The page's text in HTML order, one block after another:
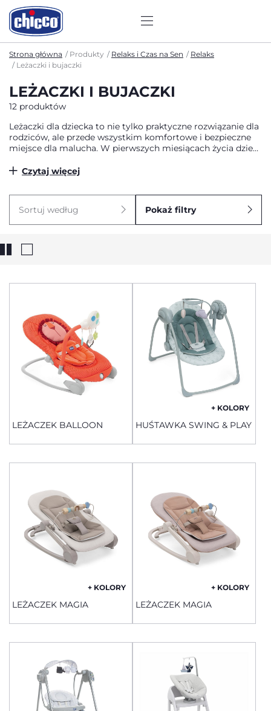
Strona główna Produkty Relaks i Czas na Sen
Relaks
Leżaczki i bujaczki
LEŻACZKI I BUJACZKI
12 produktów
Leżaczki dla dziecka to nie tylko praktyczne rozwiązanie dla
rodziców, ale przede wszystkim komfortowe i bezpieczne
miejsce dla malucha. W pierwszych miesiącach życia dzieci
ruchu, który przypomina im rytm znany z brzucha mamy.
oddechu, mając pewność, że dziecko znajduje się w
odpowiedniej pozycji i pełnym komforcie.
Czytaj więcej
Sortuj według Pokaż filtry
LEŻACZEK BALLOON
+ KOLORY
HUŚTAWKA SWING & PLAY
+ KOLORY
LEŻACZEK MAGIA
+ KOLORY
LEŻACZEK MAGIA